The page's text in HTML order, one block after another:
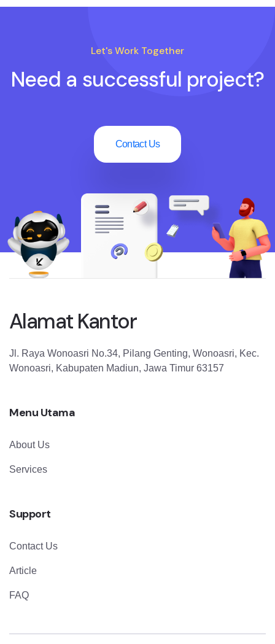
Let's Work Together
Need a successful project?
Contact Us
Alamat Kantor
Jl. Raya Wonoasri No.34, Pilang Genting, Wonoasri, Kec.
Wonoasri, Kabupaten Madiun, Jawa Timur 63157
Menu Utama
About Us
Services
Support
Contact Us
Article
FAQ